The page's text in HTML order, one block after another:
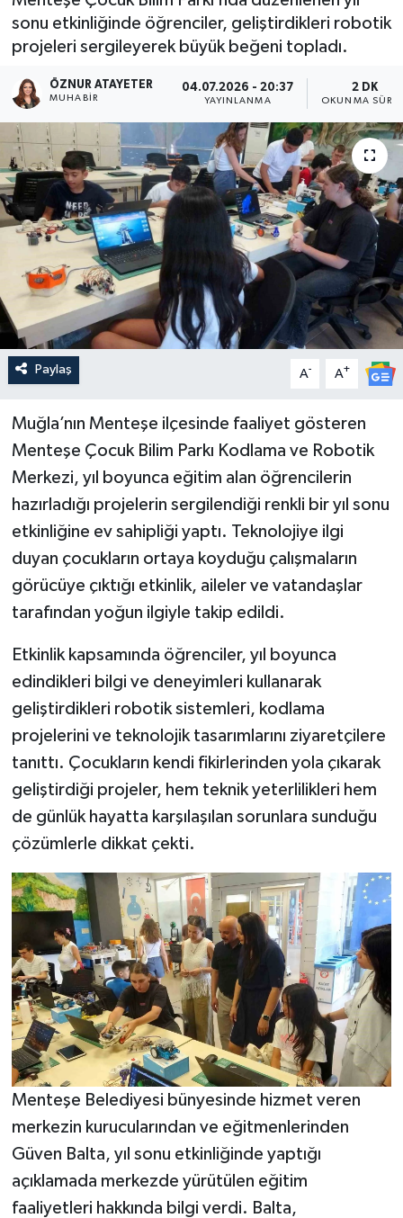
sonu etkinliğinde öğrenciler, geliştirdikleri robotik
projeleri sergileyerek büyük beğeni topladı.
ÖZNUR ATAYETER
MUHABIR
04.07.2026 - 20:37
YAYINLANMA
2 DK
OKUNMA
Paylaş A- A+
Muğla’nın Menteşe ilçesinde faaliyet gösteren
Menteşe Çocuk Bilim Parkı Kodlama ve Robotik
Merkezi, yıl boyunca eğitim alan öğrencilerin
hazırladığı projelerin sergilendiği renkli bir yıl sonu
etkinliğine ev sahipliği yaptı. Teknolojiye ilgi
duyan çocukların ortaya koyduğu çalışmaların
görücüye çıktığı etkinlik, aileler ve vatandaşlar
tarafından yoğun ilgiyle takip edildi.
Etkinlik kapsamında öğrenciler, yıl boyunca
edindikleri bilgi ve deneyimleri kullanarak
geliştirdikleri robotik sistemleri, kodlama
projelerini ve teknolojik tasarımlarını ziyaretçilere
tanıttı. Çocukların kendi fikirlerinden yola çıkarak
geliştirdiği projeler, hem teknik yeterlilikleri hem
de günlük hayatta karşılaşılan sorunlara sunduğu
çözümlerle dikkat çekti.
Menteşe Belediyesi bünyesinde hizmet veren
merkezin kurucularından ve eğitmenlerinden
Güven Balta, yıl sonu etkinliğinde yaptığı
açıklamada merkezde yürütülen eğitim
faaliyetleri hakkında bilgi verdi. Balta,